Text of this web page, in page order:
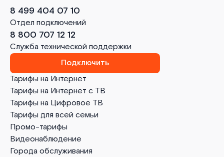
Тарифы на Интернет
Тарифы на Интернет с ТВ
Тарифы на Цифровое ТВ
Тарифы для всей семьи
Промо-тарифы
Видеонаблюдение
Города обслуживания
8 499 404 07 10
Отдел подключений
8 800 707 12 12
Служба технической поддержки
Подключить